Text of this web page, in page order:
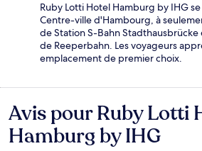
Ruby Lotti Hotel Hamburg by IHG
Centre-ville d'Hambourg, à
de Station S-Bahn Stadthausbrücke
de Reeperbahn. Les voyageurs
emplacement de premier choix.
Avis
Avis pour Ruby Lotti
Hamburg by IHG